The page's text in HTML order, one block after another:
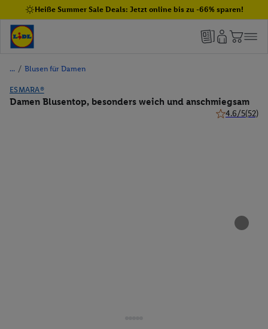
Heiße Summer Sale Deals: Jetzt online bis zu -66% sparen!
/ Blusen für Damen
ESMARA®
Damen Blusentop, besonders weich und anschmiegsam
4.6/5(52)